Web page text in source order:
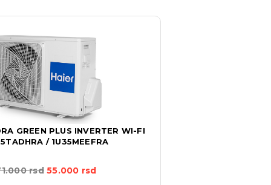
GREEN PLUS INVERTER WI-FI
/ 1U35MEEFRA
rsd 55.000 rsd